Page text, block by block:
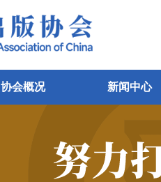
协会概况 新闻中心